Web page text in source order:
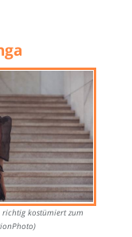
kostümiert zum